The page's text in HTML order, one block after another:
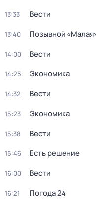
13:33 Вести
13:40 Позывной
14:00 Вести
14:25 Экономика
14:32 Вести
15:23 Экономика
15:38 Вести
15:46 Есть решение
16:00 Вести
16:21 Погода 24